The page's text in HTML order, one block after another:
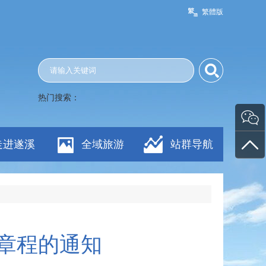
繁體版
热门搜索：
进遂溪 全域旅游 站群导航
程的通知